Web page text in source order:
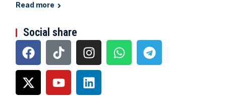
Read more
Social share